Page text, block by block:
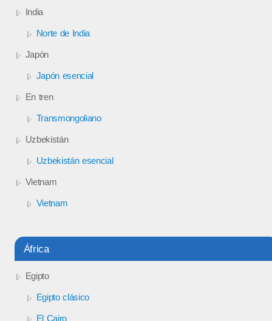
India
Norte de India
Japón
Japón esencial
En tren
Transmongoliano
Uzbekistán
Uzbekistán esencial
Vietnam
Vietnam
África
Egipto
Egipto clásico
El Cairo